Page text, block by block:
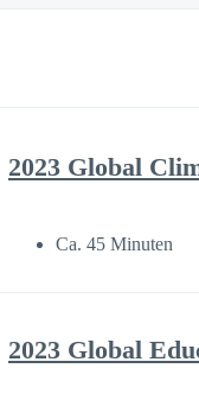
2023 Global
Ca. 45 Minuten
2023 Global